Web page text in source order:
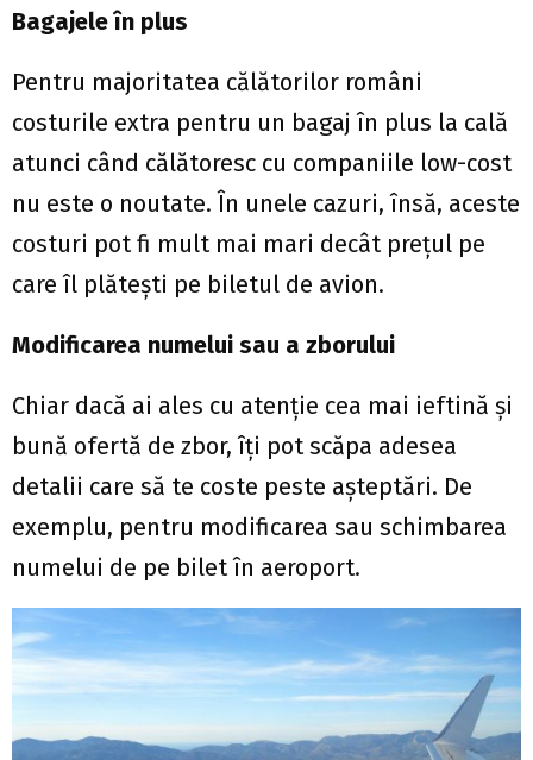
Bagajele în plus
Pentru majoritatea călătorilor români
costurile extra pentru un bagaj în plus la cală
atunci când călătoresc cu companiile low-cost
nu este o noutate. În unele cazuri, însă, aceste
costuri pot fi mult mai mari decât prețul pe
care îl plătești pe biletul de avion.
Modificarea numelui sau a zborului
Chiar dacă ai ales cu atenție cea mai ieftină și
bună ofertă de zbor, îți pot scăpa adesea
detalii care să te coste peste așteptări. De
exemplu, pentru modificarea sau schimbarea
numelui de pe bilet în aeroport.